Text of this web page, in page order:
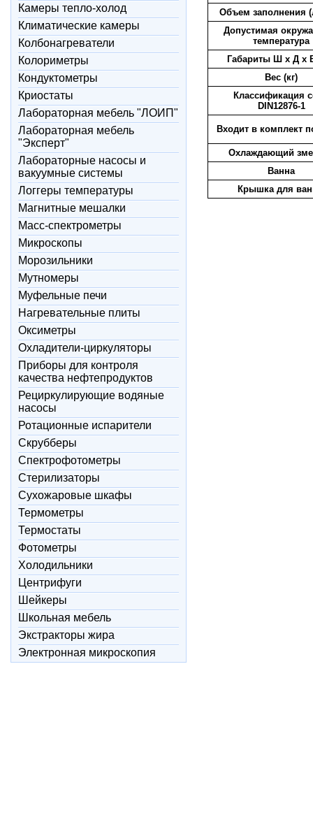
Камеры тепло-холод
Климатические камеры
Колбонагреватели
Колориметры
Кондуктометры
Криостаты
Лабораторная мебель "ЛОИП"
Лабораторная мебель
"Эксперт"
Лабораторные насосы и
вакуумные системы
Логгеры температуры
Магнитные мешалки
Масс-спектрометры
Микроскопы
Морозильники
Мутномеры
Муфельные печи
Нагревательные плиты
Оксиметры
Охладители-циркуляторы
Приборы для контроля
качества нефтепродуктов
Рециркулирующие водяные
насосы
Ротационные испарители
Скрубберы
Спектрофотометры
Стерилизаторы
Сухожаровые шкафы
Термометры
Термостаты
Фотометры
Холодильники
Центрифуги
Шейкеры
Школьная мебель
Экстракторы жира
Электронная микроскопия
Объем заполнения
Допустимая
температура
Габариты Ш х Д х
Вес (кг)
Классификация
DIN12876-1
Входит в комплект
Охлаждающий
Ванна
Крышка для